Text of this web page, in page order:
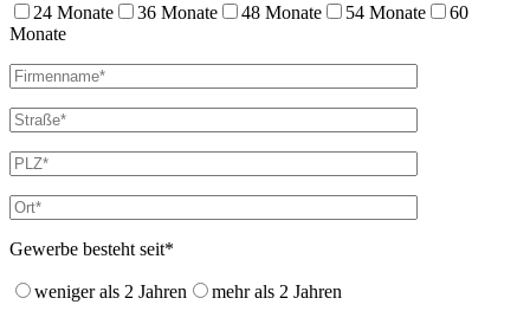
24 Monate 36 Monate 48 Monate 54 Monate
60
Monate
Gewerbe besteht seit*
weniger als 2 Jahren mehr als 2 Jahren